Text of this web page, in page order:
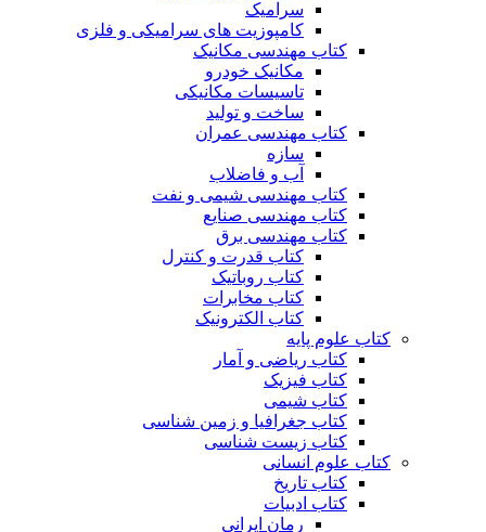
سرامیک
کامپوزیت های سرامیکی و فلزی
کتاب مهندسی مکانیک
مکانیک خودرو
تاسیسات مکانیکی
ساخت و تولید
کتاب مهندسی عمران
سازه
آب و فاضلاب
کتاب مهندسی شیمی و نفت
کتاب مهندسی صنایع
کتاب مهندسی برق
کتاب قدرت و کنترل
کتاب روباتیک
کتاب مخابرات
کتاب الکترونیک
کتاب علوم پایه
کتاب ریاضی و آمار
کتاب فیزیک
کتاب شیمی
کتاب جغرافیا و زمین شناسی
کتاب زیست شناسی
کتاب علوم انسانی
کتاب تاریخ
کتاب ادبیات
رمان ایرانی